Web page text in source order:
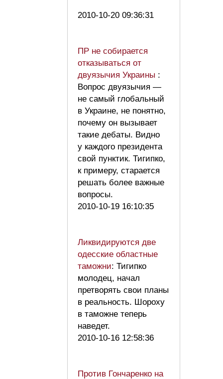
2010-10-20 09:36:31
ПР не собирается
отказываться от
двуязычия Украины :
Вопрос двуязычия —
не самый глобальный
в Украине, не понятно,
почему он вызывает
такие дебаты. Видно
у каждого президента
свой пунктик. Тигипко,
к примеру, старается
решать более важные
вопросы.
2010-10-19 16:10:35
Ликвидируются две
одесские областные
таможни: Тигипко
молодец, начал
претворять свои планы
в реальность. Шороху
в таможне теперь
наведет.
2010-10-16 12:58:36
Против Гончаренко на